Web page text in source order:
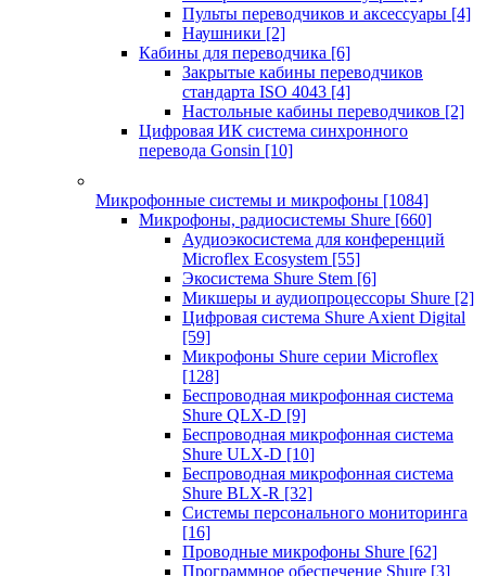
Пульты переводчиков и аксессуары [4]
Наушники [2]
Кабины для переводчика [6]
Закрытые кабины переводчиков
стандарта ISO 4043 [4]
Настольные кабины переводчиков [2]
Цифровая ИК система синхронного
перевода Gonsin [10]
Микрофонные системы и микрофоны [1084]
Микрофоны, радиосистемы Shure [660]
Аудиоэкосистема для конференций
Microflex Ecosystem [55]
Экосистема Shure Stem [6]
Микшеры и аудиопроцессоры Shure [2]
Цифровая система Shure Axient Digital
[59]
Микрофоны Shure серии Microflex
[128]
Беспроводная микрофонная система
Shure QLX-D [9]
Беспроводная микрофонная система
Shure ULX-D [10]
Беспроводная микрофонная система
Shure BLX-R [32]
Системы персонального мониторинга
[16]
Проводные микрофоны Shure [62]
Программное обеспечение Shure [3]